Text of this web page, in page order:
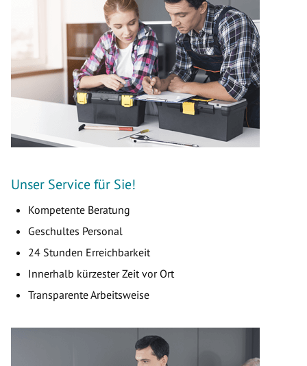
Unser Service für Sie!
Kompetente Beratung
Geschultes Personal
24 Stunden Erreichbarkeit
Innerhalb kürzester Zeit vor Ort
Transparente Arbeitsweise